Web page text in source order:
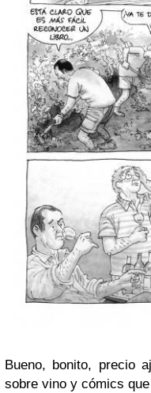
Bueno, bonito, precio
sobre vino y cómics